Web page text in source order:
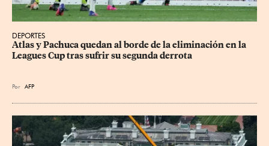
DEPORTES
Atlas y Pachuca quedan al borde de la eliminación en la
Leagues Cup tras sufrir su segunda derrota
Por AFP